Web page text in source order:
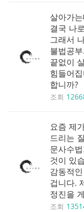
살아가
결국 나
그래서
불법공
끝없이
힘들어
합니까?
조회
요즘 제
드리는
문사수
것이 있
감동적
겁니다.
정진을
조회